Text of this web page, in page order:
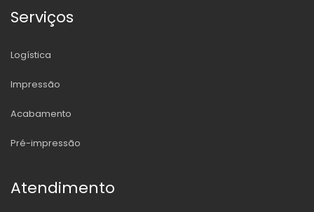
Serviços
Logística
Impressão
Acabamento
Pré-impressão
Atendimento